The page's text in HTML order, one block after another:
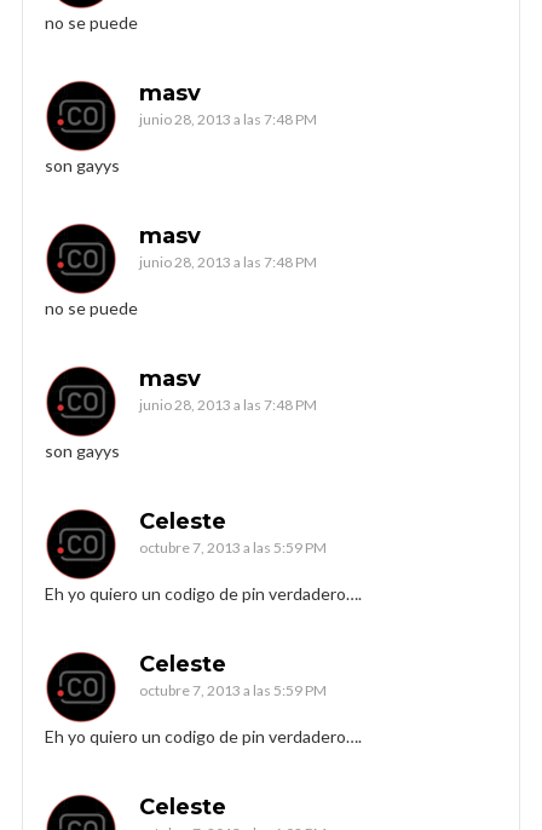
no se puede
masv
junio 28, 2013 a las 7:48 PM
son gayys
masv
junio 28, 2013 a las 7:48 PM
no se puede
masv
junio 28, 2013 a las 7:48 PM
son gayys
Celeste
octubre 7, 2013 a las 5:59 PM
Eh yo quiero un codigo de pin verdadero….
Celeste
octubre 7, 2013 a las 5:59 PM
Eh yo quiero un codigo de pin verdadero….
Celeste